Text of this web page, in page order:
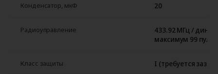
Конденсатор, мкФ 20
Радиоуправление
433.92 МГц /
максимум 99
Класс защиты I (требуется